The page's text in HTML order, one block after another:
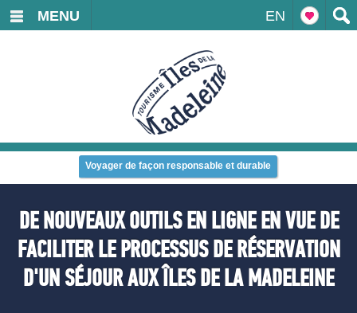
EN
MENU
Voyager de façon responsable et durable
DE NOUVEAUX OUTILS EN LIGNE EN VUE DE
FACILITER LE PROCESSUS DE RÉSERVATION
D'UN SÉJOUR AUX ÎLES DE LA MADELEINE